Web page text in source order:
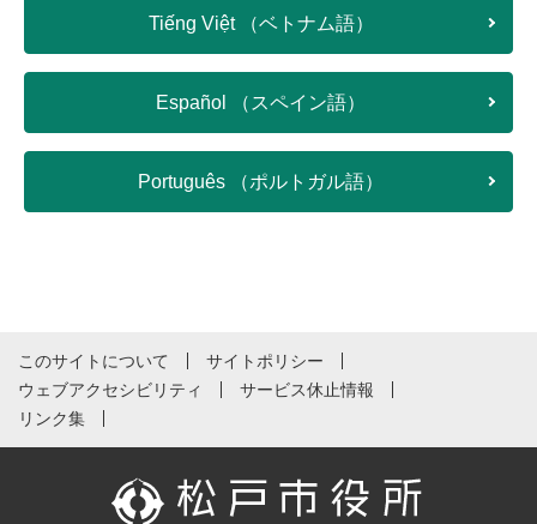
Tiếng Việt （ベトナム語）
Español （スペイン語）
Português （ポルトガル語）
このサイトについて
サイトポリシー
ウェブアクセシビリティ
サービス休止情報
リンク集